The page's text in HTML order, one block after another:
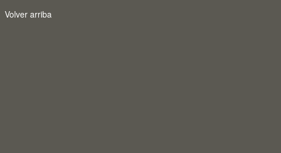
Volver arriba